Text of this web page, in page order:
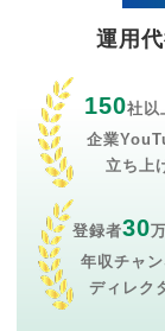
運用
150社以
企業
立ち上
登録者30
年収チャ
ディレク